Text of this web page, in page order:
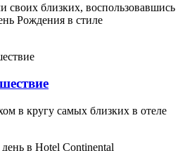
своих близких, воспользовавшись
Рождения в стиле
в кругу самых близких в отеле